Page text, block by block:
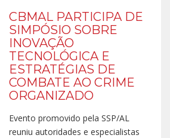
CBMAL PARTICIPA DE
SIMPÓSIO SOBRE
INOVAÇÃO
TECNOLÓGICA E
ESTRATÉGIAS DE
COMBATE AO CRIME
ORGANIZADO
Evento promovido pela SSP/AL
reuniu autoridades e especialistas